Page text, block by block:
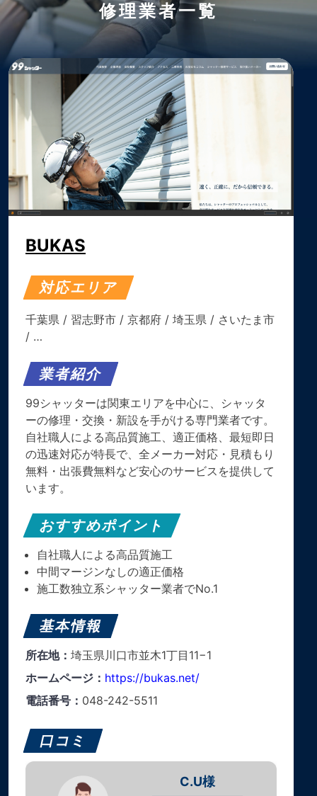
修理業者一覧
BUKAS
対応エリア
千葉県 / 習志野市 / 京都府 / 埼玉県 / さいたま市
/ …
業者紹介
99シャッターは関東エリアを中心に、シャッタ
ーの修理・交換・新設を手がける専門業者です。
自社職人による高品質施工、適正価格、最短即日
の迅速対応が特長で、全メーカー対応・見積もり
無料・出張費無料など安心のサービスを提供して
います。
おすすめポイント
自社職人による高品質施工
中間マージンなしの適正価格
施工数独立系シャッター業者でNo.1
基本情報
所在地： 埼玉県川口市並木1丁目11−1
ホームページ： https://bukas.net/
電話番号： 048-242-5511
口コミ
C.U様